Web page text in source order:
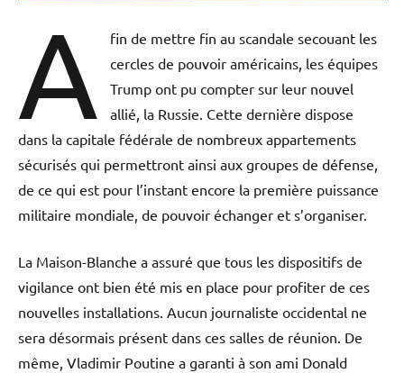
A
fin de mettre fin au scandale secouant les
cercles de pouvoir américains, les équipes
Trump ont pu compter sur leur nouvel
allié, la Russie. Cette dernière dispose
dans la capitale fédérale de nombreux appartements
sécurisés qui permettront ainsi aux groupes de défense,
de ce qui est pour l’instant encore la première puissance
militaire mondiale, de pouvoir échanger et s’organiser.
La Maison-Blanche a assuré que tous les dispositifs de
vigilance ont bien été mis en place pour profiter de ces
nouvelles installations. Aucun journaliste occidental ne
sera désormais présent dans ces salles de réunion. De
même, Vladimir Poutine a garanti à son ami Donald